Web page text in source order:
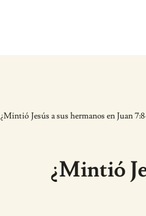
¿Mintió Jesús a sus hermanos en Juan
¿Mintió